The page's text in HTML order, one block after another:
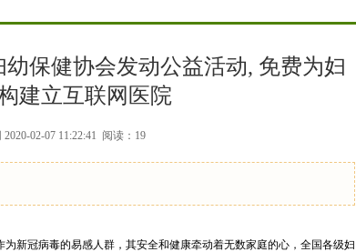
保健协会发动公益活动, 免费为妇
建立互联网医院
02-07 11:22:41 阅读：19
新冠病毒的易感人群，其安全和健康牵动着无数家庭的心，全国各级妇